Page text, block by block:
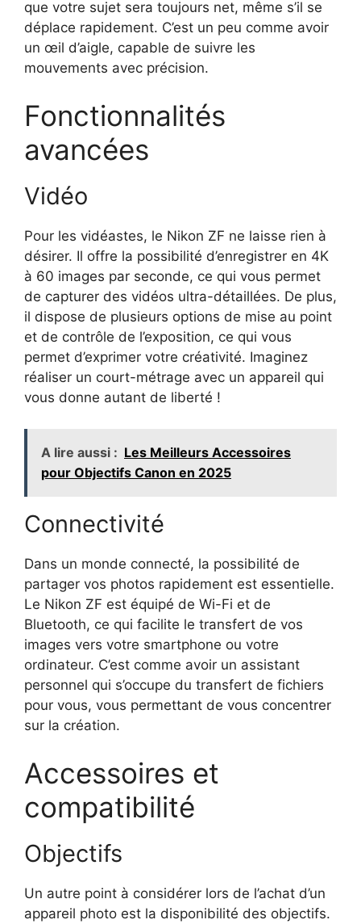
que votre sujet sera toujours net, même s’il se
déplace rapidement. C’est un peu comme avoir
un œil d’aigle, capable de suivre les
mouvements avec précision.
Fonctionnalités
avancées
Vidéo
Pour les vidéastes, le Nikon ZF ne laisse rien à
désirer. Il offre la possibilité d’enregistrer en 4K
à 60 images par seconde, ce qui vous permet
de capturer des vidéos ultra-détaillées. De plus,
il dispose de plusieurs options de mise au point
et de contrôle de l’exposition, ce qui vous
permet d’exprimer votre créativité. Imaginez
réaliser un court-métrage avec un appareil qui
vous donne autant de liberté !
A lire aussi : Les Meilleurs Accessoires
pour Objectifs Canon en 2025
Connectivité
Dans un monde connecté, la possibilité de
partager vos photos rapidement est essentielle.
Le Nikon ZF est équipé de Wi-Fi et de
Bluetooth, ce qui facilite le transfert de vos
images vers votre smartphone ou votre
ordinateur. C’est comme avoir un assistant
personnel qui s’occupe du transfert de fichiers
pour vous, vous permettant de vous concentrer
sur la création.
Accessoires et
compatibilité
Objectifs
Un autre point à considérer lors de l’achat d’un
appareil photo est la disponibilité des objectifs.